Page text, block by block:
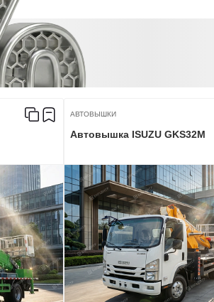
АВТОВЫШКИ
Автовышка ISUZU GKS32M